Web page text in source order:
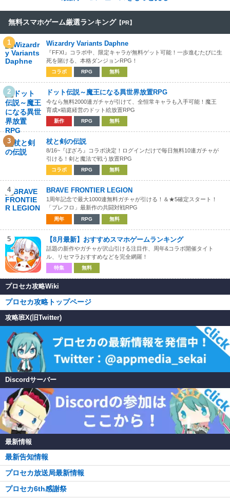
無料スマホゲーム厳選ランキング 【PR】
1 Wizardry Variants Daphne
『FFXI』コラボ中、限定キャラが無料ゲット可能！一歩進むたびに生
死を賭ける、本格ダンジョンRPG！
コラボ RPG 無料
2 ドット伝説～魔王になる異世界放置RPG
今なら無料2000連ガチャが引けて、全恒常キャラも入手可能！魔王
育成×箱庭経営のドット絵放置RPG
新作 RPG 無料
3 杖と剣の伝説
8/16~『ぼざろ』コラボ決定！ログインだけで毎日無料10連ガチャが
引ける！剣と魔法で戦う放置RPG
コラボ RPG 無料
4 BRAVE FRONTIER LEGION
1周年記念で最大1000連無料ガチャが引ける！＆★5確定スタート！
「ブレフロ」最新作の共闘対戦RPG
周年 RPG 無料
5 【8月最新】おすすめスマホゲームランキング
話題の新作やガチャが沢山引ける注目作、周年&コラボ開催タイト
ル、リセマラおすすめなどを完全網羅！
特集 無料
プロセカ攻略Wiki
プロセカ攻略トップページ
攻略班X(旧Twitter)
Discordサーバー
最新情報
最新告知情報
プロセカ放送局最新情報
プロセカ6th感謝祭